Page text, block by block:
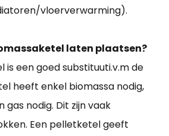
vloerverwarming).
laten plaatsen?
is een goed substituuti.v.m de
heeft enkel biomassa nodig,
gas nodig. Dit zijn vaak
Een pelletketel geeft